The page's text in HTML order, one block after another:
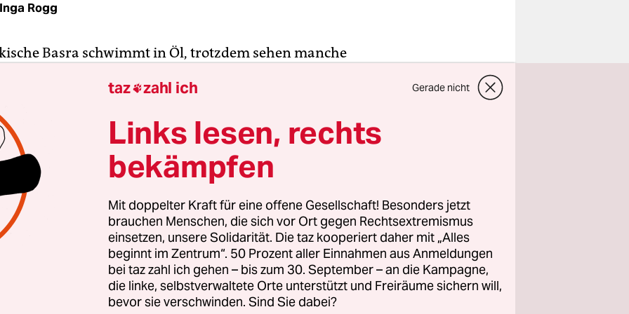
Inga Rogg
Basra schwimmt in Öl, trotzdem sehen manche
als Tagelöhner durch. Das Wasser, sofern es überhaupt
kommt, ist so salzig, dass man damit nicht einmal die
kann. Und bei Temperaturen von mehr als 45 Grad fällt
Strom aus. Die Misere ist nicht neu, trotzdem ist die
Jahren nicht in der Lage, sie zu beheben.
haben jetzt viele gesagt. Seit mittlerweile zehn
Tausende auf die Straßen, um ihren Forderungen nach
und nach Arbeitsmöglichkeiten Gehör zu
Es sind nicht die ersten Proteste im Südirak, aber noch nie
groß und umfassten mehr oder weniger die gesamte
taz zahl ich Gerade nicht
Links lesen, rechts
bekämpfen
Mit doppelter Kraft für eine offene Gesellschaft! Besonders jetzt
brauchen Menschen, die sich vor Ort gegen Rechtsextremismus
einsetzen, unsere Solidarität. Die taz kooperiert daher mit „Alles
beginnt im Zentrum“. 50 Prozent aller Einnahmen aus Anmeldungen
bei taz zahl ich gehen – bis zum 30. September – an die Kampagne,
die linke, selbstverwaltete Orte unterstützt und Freiräume sichern will,
bevor sie verschwinden. Sind Sie dabei?